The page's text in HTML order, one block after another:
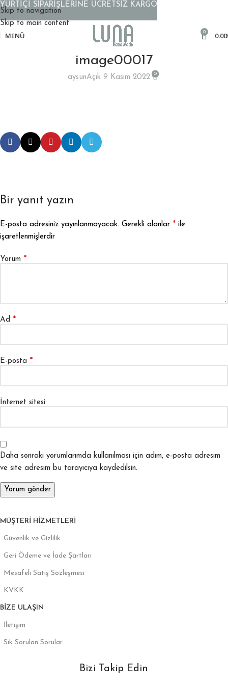
Skip to navigation
Skip to main content
MENÜ 0 0.00
image00017
aysunAçık 9 Kasım 2022 0
Bir yanıt yazın
E-posta adresiniz yayınlanmayacak. Gerekli alanlar * ile
işaretlenmişlerdir
Yorum *
Ad *
E-posta *
İnternet sitesi
Daha sonraki yorumlarımda kullanılması için adım, e-posta adresim
ve site adresim bu tarayıcıya kaydedilsin.
MÜŞTERI HIZMETLERI
Güvenlik ve Gizlilik
Geri Ödeme ve İade Şartları
Mesafeli Satış Sözleşmesi
KVKK
BIZE ULAŞIN
İletişim
Sık Sorulan Sorular
Bizi Takip Edin
YURTİÇİ SİPARİŞLERİNE ÜCRETSİZ KARGO